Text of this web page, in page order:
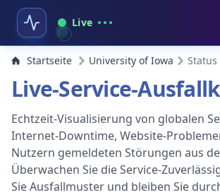
Live
Startseite University of Iowa Status
Live-Service-
Echtzeit-Visualisierung von globalen
Internet-Downtime, Website-
Nutzern gemeldeten Störungen aus
Überwachen Sie die Service-
Sie Ausfallmuster und bleiben Sie